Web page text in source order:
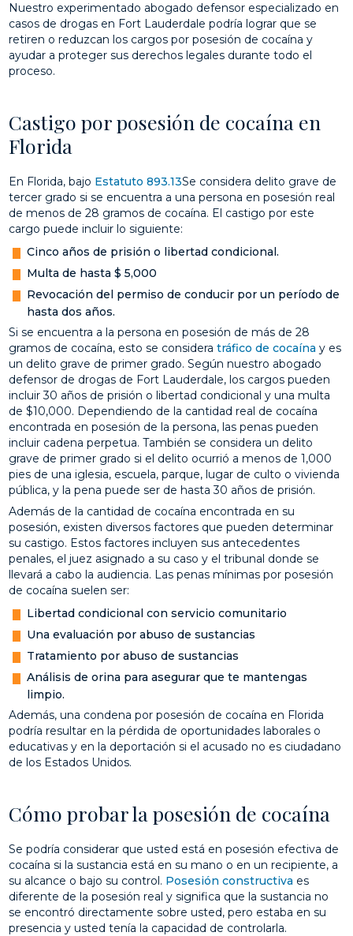
Nuestro experimentado abogado defensor especializado en
casos de drogas en Fort Lauderdale podría lograr que se
retiren o reduzcan los cargos por posesión de cocaína y
ayudar a proteger sus derechos legales durante todo el
proceso.
Castigo por posesión de cocaína en
Florida
En Florida, bajo Estatuto 893.13Se considera delito grave de
tercer grado si se encuentra a una persona en posesión real
de menos de 28 gramos de cocaína. El castigo por este
cargo puede incluir lo siguiente:
Cinco años de prisión o libertad condicional.
Multa de hasta $ 5,000
Revocación del permiso de conducir por un período de
hasta dos años.
Si se encuentra a la persona en posesión de más de 28
gramos de cocaína, esto se consideratráfico de cocaína y es
un delito grave de primer grado. Según nuestro abogado
defensor de drogas de Fort Lauderdale, los cargos pueden
incluir 30 años de prisión o libertad condicional y una multa
de $10,000. Dependiendo de la cantidad real de cocaína
encontrada en posesión de la persona, las penas pueden
incluir cadena perpetua. También se considera un delito
grave de primer grado si el delito ocurrió a menos de 1,000
pies de una iglesia, escuela, parque, lugar de culto o vivienda
pública, y la pena puede ser de hasta 30 años de prisión.
Además de la cantidad de cocaína encontrada en su
posesión, existen diversos factores que pueden determinar
su castigo. Estos factores incluyen sus antecedentes
penales, el juez asignado a su caso y el tribunal donde se
llevará a cabo la audiencia. Las penas mínimas por posesión
de cocaína suelen ser:
Libertad condicional con servicio comunitario
Una evaluación por abuso de sustancias
Tratamiento por abuso de sustancias
Análisis de orina para asegurar que te mantengas
limpio.
Además, una condena por posesión de cocaína en Florida
podría resultar en la pérdida de oportunidades laborales o
educativas y en la deportación si el acusado no es ciudadano
de los Estados Unidos.
Cómo probar la posesión de cocaína
Se podría considerar que usted está en posesión efectiva de
cocaína si la sustancia está en su mano o en un recipiente, a
su alcance o bajo su control. Posesión constructiva es
diferente de la posesión real y significa que la sustancia no
se encontró directamente sobre usted, pero estaba en su
presencia y usted tenía la capacidad de controlarla.